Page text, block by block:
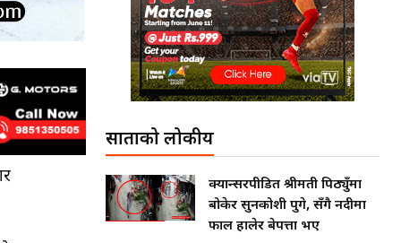
साताको लोकप्रीय
क्यान्सरपीडित श्रीमती पिठ्युँमा
बोकेर सुनकोशी पुगे, सँगै नदीमा
फाल हालेर बेपत्ता भए